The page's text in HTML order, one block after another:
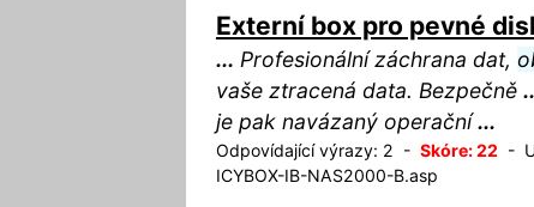
Externí box pro pevné
... Profesionální záchrana dat,
vaše ztracená data. Bezpečně
je pak navázaný operační...
Odpovídající výrazy: 2 - Skóre: 22-
ICYBOX-IB-NAS2000-B.asp